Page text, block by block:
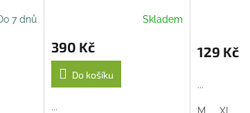
7 dnů Skladem
390 Kč
Do košíku
...
129 Kč
...
M XL